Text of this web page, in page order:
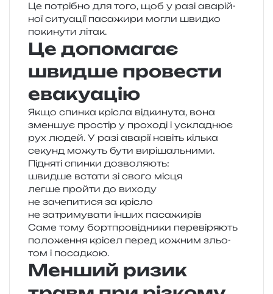
Це потрі­бно для того, щоб у разі ава­рій­
ної ситу­а­ції паса­жи­ри могли швид­ко
поки­ну­ти літак.
Це допомагає
швидше провести
евакуацію
Якщо спин­ка крі­сла від­ки­ну­та, вона
змен­шує про­стір у про­хо­ді і ускла­днює
рух людей. У разі ава­рії навіть кіль­ка
секунд можуть бути вирішальними.
Підняті спин­ки дозволяють:
швид­ше вста­ти зі свого місця
легше прой­ти до виходу
не заче­пи­ти­ся за крісло
не затри­му­ва­ти інших пасажирів
Саме тому борт­про­від­ни­ки пере­ві­ря­ють
поло­же­н­ня крі­сел перед кожним зльо­
том і посадкою.
Менший ризик